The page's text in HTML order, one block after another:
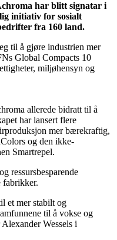
har blitt signatar i
initiativ for sosialt
fra 160 land.
til å gjøre industrien mer
Global Compacts 10
miljøhensyn og
allerede bidratt til å
har lansert flere
mer bærekraftig,
og den ikke-
Smartrepel.
ressursbesparende
fabrikker.
et mer stabilt og
til å vokse og
Wessels i